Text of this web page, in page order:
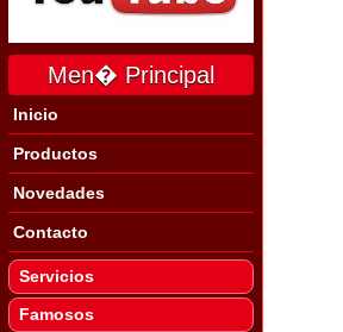
Men� Principal
Inicio
Productos
Novedades
Contacto
Servicios
Famosos